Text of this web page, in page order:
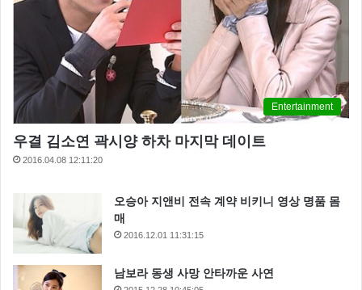
Entertainment
우결 김소연 곽시양 하차 마지막 데이트
2016.04.08 12:11:20
오승아 지앤비 전속 계약 비키니 영상 명품 몸
매
2016.12.01 11:31:15
남보라 동생 사망 안타까운 사연